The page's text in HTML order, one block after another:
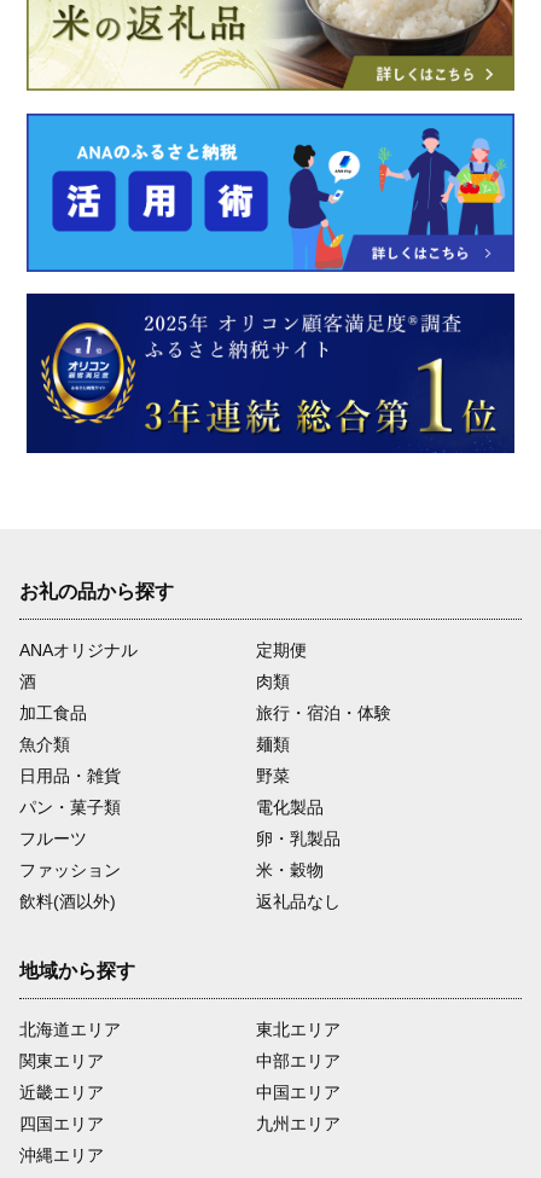
お礼の品から探す
ANAオリジナル
定期便
酒
肉類
加工食品
旅行・宿泊・体験
魚介類
麺類
日用品・雑貨
野菜
パン・菓子類
電化製品
フルーツ
卵・乳製品
ファッション
米・穀物
飲料(酒以外)
返礼品なし
地域から探す
北海道エリア
関東エリア
近畿エリア
四国エリア
沖縄エリア
東北エリア
中部エリア
中国エリア
九州エリア